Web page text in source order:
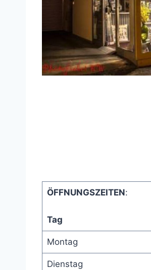
ÖFFNUNGSZEITEN:
Tag
Montag
Dienstag